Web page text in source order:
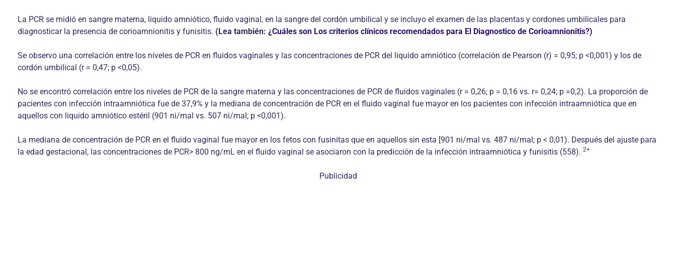
La PCR se midió en sangre materna, liquido amniótico, fluido vaginal, en la sangre del cordón umbilical y se incluyo el examen de las placentas y cordones umbilicales para
diagnosticar la presencia de corioamnionitis y funisitis. (Lea también: ¿Cuáles son Los criterios clínicos recomendados para El Diagnostico de Corioamnionitis?)
Se observo una correlación entre los niveles de PCR en fluidos vaginales y las concentraciones de PCR del liquido amniótico (correlación de Pearson (r) = 0,95; p <0,001) y los de
cordón umbilical (r = 0,47; p <0,05).
No se encontró correlación entre los niveles de PCR de la sangre materna y las concentraciones de PCR de fluidos vaginales (r = 0,26; p = 0,16 vs. r= 0,24; p =0,2). La proporción de
pacientes con infección intraamniótica fue de 37,9% y la mediana de concentración de PCR en el fluido vaginal fue mayor en los pacientes con infección intraamniótica que en
aquellos con liquido amniótico estéril (901 ni/mal vs. 507 ni/mal; p <0,001).
La mediana de concentración de PCR en el fluido vaginal fue mayor en los fetos con fusinitas que en aquellos sin esta [901 ni/mal vs. 487 ni/mal; p < 0,01). Después del ajuste para
la edad gestacional, las concentraciones de PCR> 800 ng/mL en el fluido vaginal se asociaron con la predicción de la infección intraamniótica y funisitis (558). 2+
Publicidad